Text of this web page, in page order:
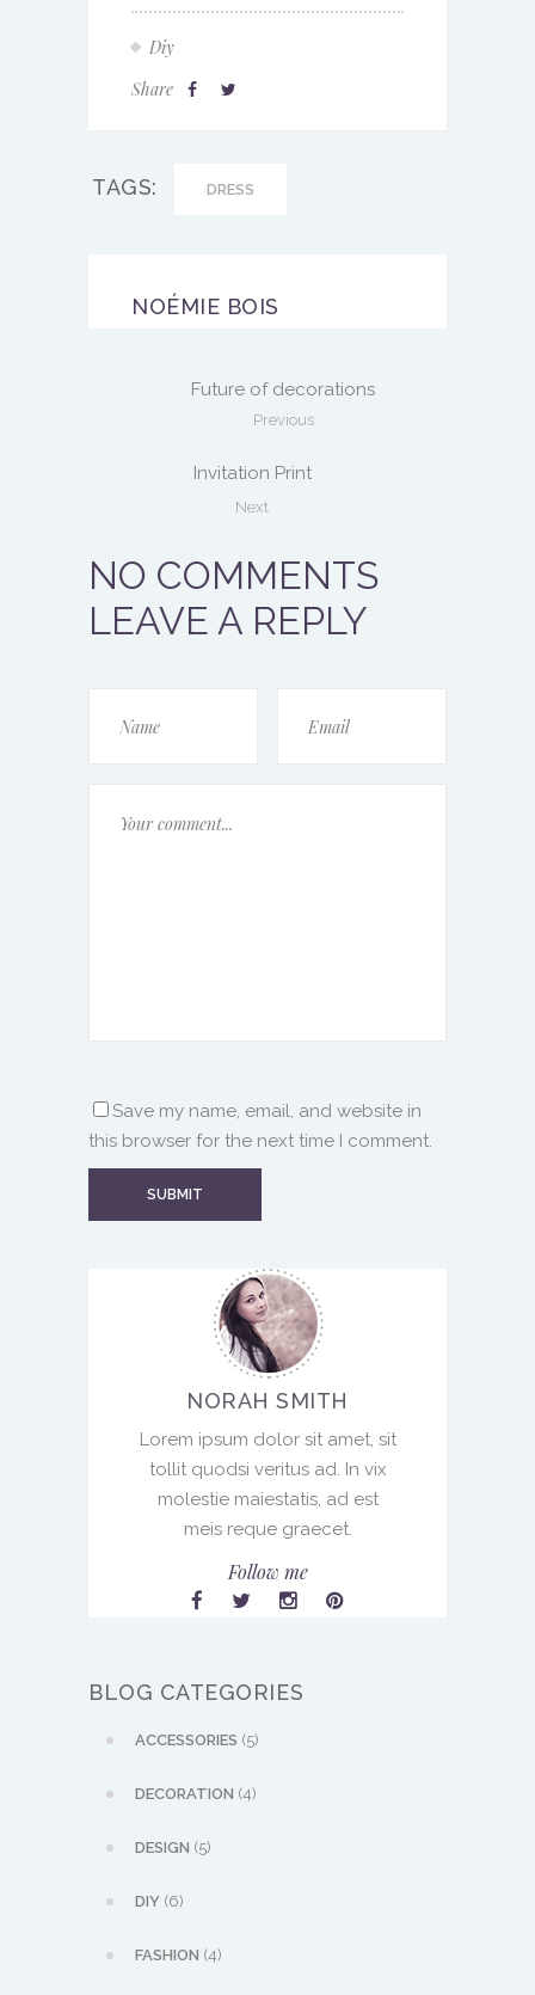
Diy
Share
TAGS: DRESS
NOÉMIE BOIS
Future of decorations
Previous
Invitation Print
Next
NO COMMENTS
LEAVE A REPLY
Save my name, email, and website in
this browser for the next time I comment.
NORAH SMITH
Lorem ipsum dolor sit amet, sit
tollit quodsi veritus ad. In vix
molestie maiestatis, ad est
meis reque graecet.
Follow me
BLOG CATEGORIES
ACCESSORIES (5)
DECORATION (4)
DESIGN (5)
DIY (6)
FASHION (4)